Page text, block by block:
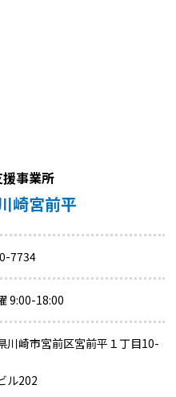
事業所
崎宮前平
7734
9:00-18:00
川崎市宮前区宮前平１丁目10-
ル202